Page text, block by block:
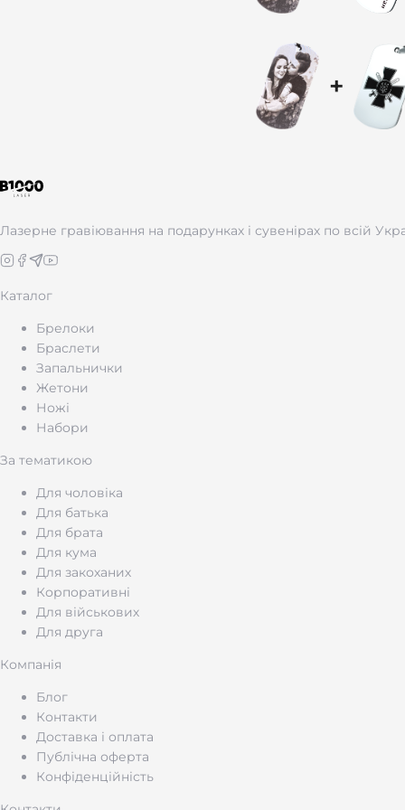
+
Лазерне гравіювання на подарунках і сувенірах по всій
Каталог
Брелоки
Браслети
Запальнички
Жетони
Ножі
Набори
За тематикою
Для чоловіка
Для батька
Для брата
Для кума
Для закоханих
Корпоративні
Для військових
Для друга
Компанія
Блог
Контакти
Доставка і оплата
Публічна оферта
Конфіденційність